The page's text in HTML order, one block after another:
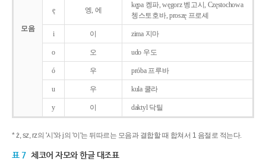
모음
ę 엥, 에
kępa 켕파, węgorz 벵고시, Częstochowa
쳉스토호바, proszę 프로셰
i 이 zima 지마
o 오 udo 우도
ó 우 próba 프루바
u 우 kula 쿨라
y 이 daktyl 닥틸
* ż, sz, rz의 '시'와 j의 '이'는 뒤따르는 모음과 결합할 때 합쳐서 1 음절로 적는다.
표 7 체코어 자모와 한글 대조표